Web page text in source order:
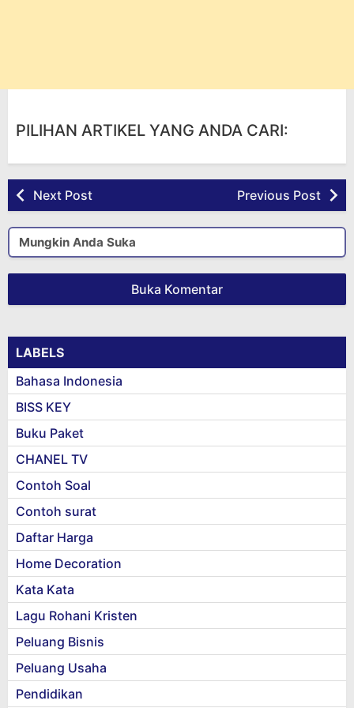
PILIHAN ARTIKEL YANG ANDA CARI:
Next Post Previous Post
Mungkin Anda Suka
Buka Komentar
LABELS
Bahasa Indonesia
BISS KEY
Buku Paket
CHANEL TV
Contoh Soal
Contoh surat
Daftar Harga
Home Decoration
Kata Kata
Lagu Rohani Kristen
Peluang Bisnis
Peluang Usaha
Pendidikan